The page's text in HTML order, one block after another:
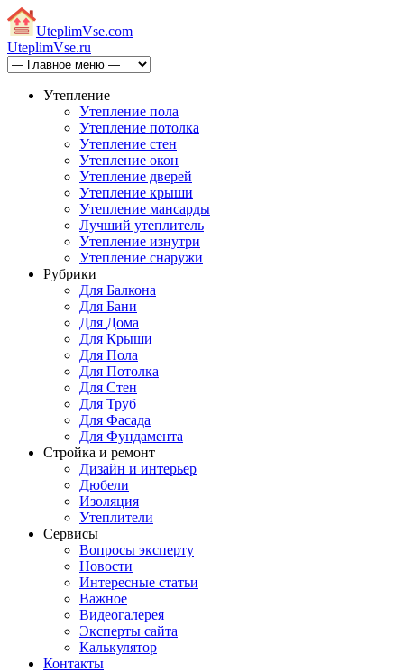
UteplimVse.com
UteplimVse.ru
Утепление
Утепление пола
Утепление потолка
Утепление стен
Утепление окон
Утепление дверей
Утепление крыши
Утепление мансарды
Лучший утеплитель
Утепление изнутри
Утепление снаружи
Рубрики
Для Балкона
Для Бани
Для Дома
Для Крыши
Для Пола
Для Потолка
Для Стен
Для Труб
Для Фасада
Для Фундамента
Стройка и ремонт
Дизайн и интерьер
Дюбели
Изоляция
Утеплители
Сервисы
Вопросы эксперту
Новости
Интересные статьи
Важное
Видеогалерея
Эксперты сайта
Калькулятор
Контакты